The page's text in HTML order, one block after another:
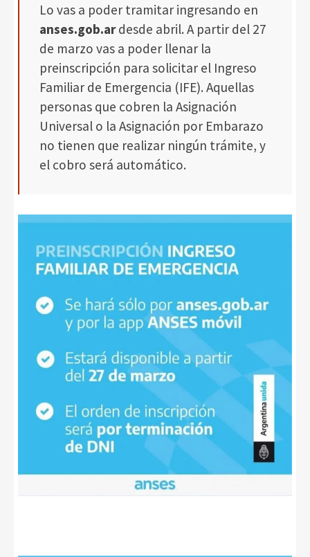
Lo vas a poder tramitar ingresando en
anses.gob.ardesde abril. A partir del 27
de marzo vas a poder llenar la
preinscripción para solicitar el Ingreso
Familiar de Emergencia (IFE). Aquellas
personas que cobren la Asignación
Universal o la Asignación por Embarazo
no tienen que realizar ningún trámite, y
el cobro será automático.